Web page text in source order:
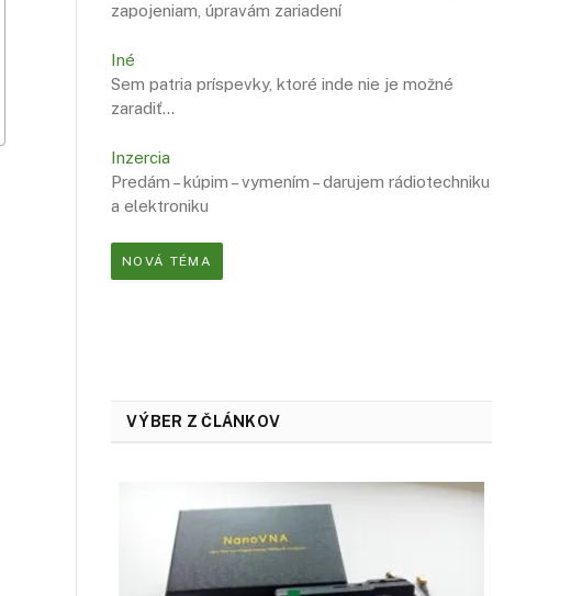
zapojeniam, úpravám zariadení
Iné
Sem patria príspevky, ktoré inde nie je možné
zaradiť…
Inzercia
Predám – kúpim – vymením – darujem rádiotechniku
a elektroniku
NOVÁ TÉMA
VÝBER Z ČLÁNKOV